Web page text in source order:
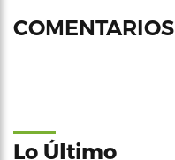
COMENTARIOS
Lo Último